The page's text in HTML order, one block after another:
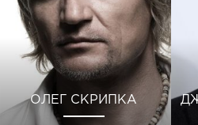
ОЛЕГ СКРИПКА